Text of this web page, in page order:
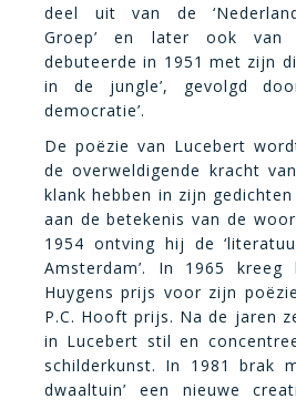
deel uit van de
Groep’ en later ook van
debuteerde in 1951 met zijn
in de jungle’, gevolgd
democratie’.
De poëzie van Lucebert
de overweldigende kracht
klank hebben in zijn
aan de betekenis van de
1954 ontving hij de
Amsterdam’. In 1965
Huygens prijs voor zijn
P.C. Hooft prijs. Na de jaren
in Lucebert stil en
schilderkunst. In 1981 brak
dwaaltuin’ een nieuwe